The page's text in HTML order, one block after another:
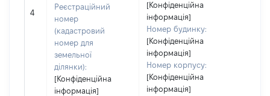
4
Реєстраційний
номер
(кадастровий
номер для
земельної
ділянки):
[Конфіденційна
інформація]
[Конфіденційна
інформація]
Номер будинку:
[Конфіденційна
інформація]
Номер корпусу:
[Конфіденційна
інформація]